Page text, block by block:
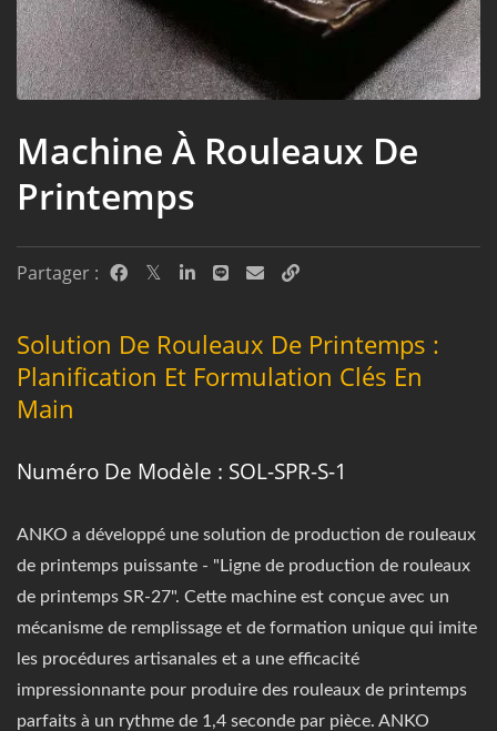
Machine À Rouleaux De
Printemps
Partager :
Solution De Rouleaux De Printemps :
Planification Et Formulation Clés En
Main
Numéro De Modèle : SOL-SPR-S-1
ANKO a développé une solution de production de rouleaux
de printemps puissante - "Ligne de production de rouleaux
de printemps SR-27". Cette machine est conçue avec un
mécanisme de remplissage et de formation unique qui imite
les procédures artisanales et a une efficacité
impressionnante pour produire des rouleaux de printemps
parfaits à un rythme de 1,4 seconde par pièce. ANKO